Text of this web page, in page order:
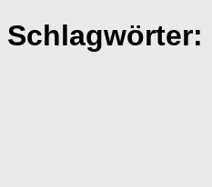
Schlagwörter: